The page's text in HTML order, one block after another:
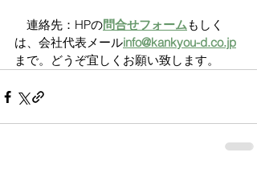
連絡先：HPの問合せフォームもしく
は、会社代表メールinfo@kankyou-d.co.jp
まで。どうぞ宜しくお願い致します。